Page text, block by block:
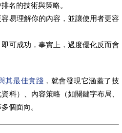
名的技術與策略。
易理解你的內容，並讓使用者更容
可成功，事實上，過度優化反而會
其最佳實踐 ，就會發現它涵蓋了技
料）、內容策略（如關鍵字布局、
個面向。